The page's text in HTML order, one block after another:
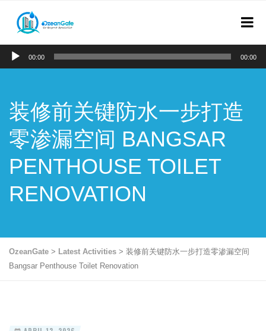
Audio
00:00 00:00
装修前关键防水一步打造
零渗漏空间 BANGSAR
PENTHOUSE TOILET
RENOVATION
OzeanGate > Latest Activities > 装修前关键防水一步打造零渗漏空间
Bangsar Penthouse Toilet Renovation